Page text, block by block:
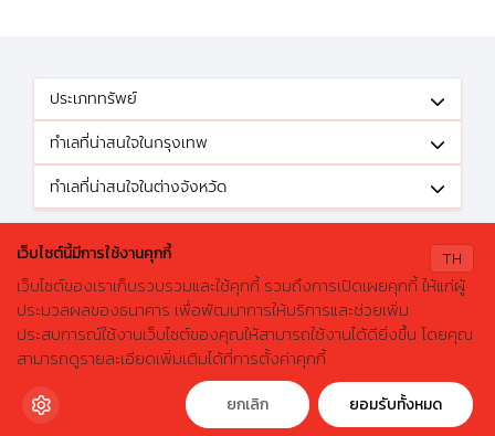
ค้นหาบ้านมือสองธอส.
ลองเปลี่ยนมาใช้ผ่านแอปดูสิ ใช้ง่าย รวดเร็ว โหลดเลย!
X
ประเภททรัพย์
ทำเลที่น่าสนใจในกรุงเทพ
ทำเลที่น่าสนใจในต่างจังหวัด
© 2026 GHBhomecenter.com. All rights reserved.
ธนาคารอาคารสงเคราะห์ (สำนักงานใหญ่) 63 ถนนพระราม 9 เขตห้วยขวาง
กรุงเทพมหานคร 10310
โทรศัพท์: 0-2645-9000 โทรสาร: 0-2645-9001 อีเมล :
crm@ghb.co.thเว็บไซต์
www.ghbank.co.th
TH
เว็บไซต์นี้มีการใช้งานคุกกี้
เว็บไซต์ของเราเก็บรวบรวมและใช้คุกกี้ รวมถึงการเปิดเผยคุกกี้ ให้แก่ผู้
ประมวลผลของธนาคาร เพื่อพัฒนาการให้บริการและช่วยเพิ่ม
ประสบการณ์ใช้งานเว็บไซต์ของคุณให้สามารถใช้งานได้ดียิ่งขึ้น โดยคุณ
สามารถดูรายละเอียดเพิ่มเติมได้ที่การตั้งค่าคุกกี้
ยกเลิก ยอมรับทั้งหมด